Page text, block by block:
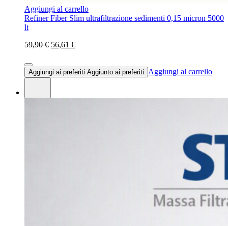
Aggiungi al carrello
Refiner Fiber Slim ultrafiltrazione sedimenti 0,15 micron 5000
lt
59,90 € 56,61 €
Aggiungi ai preferiti Aggiunto ai preferiti Aggiungi al carrello